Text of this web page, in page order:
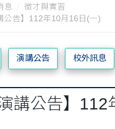
息
徵才與實習
公告】112年10月16日(一)
演講公告 校外訊息
演講公告】